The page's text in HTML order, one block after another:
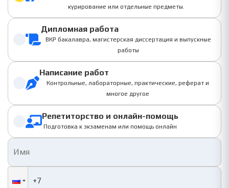
курирование или отдельные предметы.
Дипломная работа
ВКР бакалавра, магистерская диссертация и выпускные
работы
Написание работ
Контрольные, лабораторные, практические, реферат и
многое другое
Репетиторство и онлайн-помощь
Подготовка к экзаменам или помощь онлайн